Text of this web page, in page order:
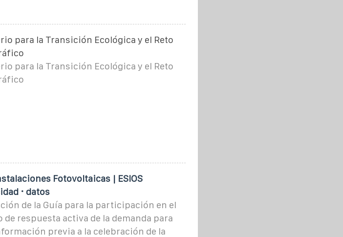
para la Transición Ecológica y el Reto
para la Transición Ecológica y el Reto
Fotovoltaicas | ESIOS
· datos
de la Guía para la participación en el
de respuesta activa de la demanda para
previa a la celebración de la